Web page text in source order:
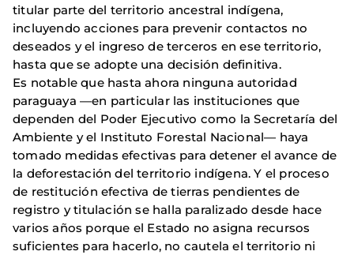
titular parte del territorio ancestral indígena,
incluyendo acciones para prevenir contactos no
deseados y el ingreso de terceros en ese territorio,
hasta que se adopte una decisión definitiva.
Es notable que hasta ahora ninguna autoridad
paraguaya —en particular las instituciones que
dependen del Poder Ejecutivo como la Secretaría del
Ambiente y el Instituto Forestal Nacional— haya
tomado medidas efectivas para detener el avance de
la deforestación del territorio indígena. Y el proceso
de restitución efectiva de tierras pendientes de
registro y titulación se halla paralizado desde hace
varios años porque el Estado no asigna recursos
suficientes para hacerlo, no cautela el territorio ni